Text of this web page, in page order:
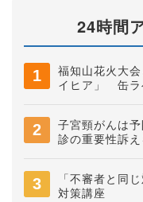
24時間
福知山花火大
イヒア」 缶ラ
子宮頸がんは
診の重要性訴え
「不審者と同
対策講座